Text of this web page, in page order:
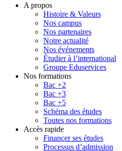
A propos
Histoire & Valeurs
Nos campus
Nos partenaires
Notre actualité
Nos événements
Étudier à l’international
Groupe Eduservices
Nos formations
Bac +2
Bac +3
Bac +5
Schéma des études
Toutes nos formations
Accès rapide
Financer ses études
Processus d’admission